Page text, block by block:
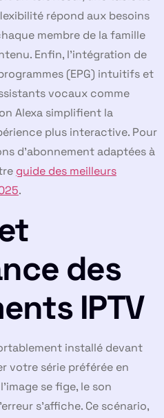
répond aux besoins
membre de la famille
Enfin, l’intégration de
(EPG) intuitifs et
vocaux comme
Alexa simplifient la
plus interactive. Pour
d’abonnement adaptées à
guide des meilleurs
.
des
IPTV
installé devant
votre série préférée en
se fige, le son
s’affiche. Ce scénario,